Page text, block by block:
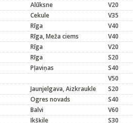
Alūksne V20
Cekule V35
Rīga V40
Rīga, Meža ciems V40
Rīga V20
Rīga S20
Pļaviņas S40
V50
Jaunjelgava, Aizkraukle S20
Ogres novads S40
Balvi V60
Ikšķile S30